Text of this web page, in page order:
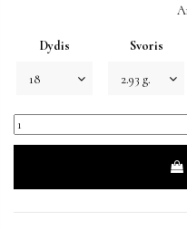
Dydis Svoris